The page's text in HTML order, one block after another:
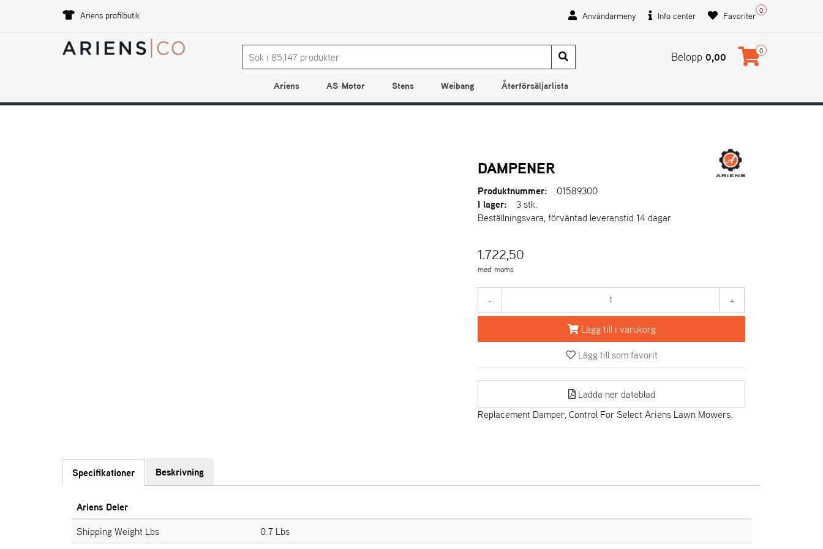
Ariens profilbutik Användarmeny Info center 0
Favoriter
Belopp 0,00 0
Ariens AS-Motor Stens Weibang Återförsäljarlista
DAMPENER
Produktnummer:
01589300
I lager:
3 stk.
Beställningsvara, förväntad leveranstid 14 dagar
1.722,50
med moms
- +
Lägg till i varukorg
Lägg till som favorit
Ladda ner datablad
Replacement Damper, Control For Select Ariens Lawn Mowers.
Specifikationer Beskrivning
Ariens Deler
Shipping Weight Lbs
0.7 Lbs